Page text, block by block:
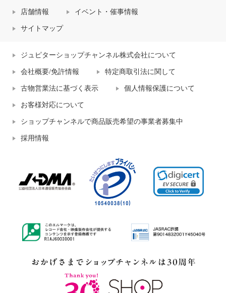
店舗情報 イベント・催事情報
サイトマップ
ジュピターショップチャンネル株式会社について
会社概要/免許情報 特定商取引法に関して
古物営業法に基づく表示 個人情報保護について
お客様対応について
ショップチャンネルで商品販売希望の事業者募集中
採用情報